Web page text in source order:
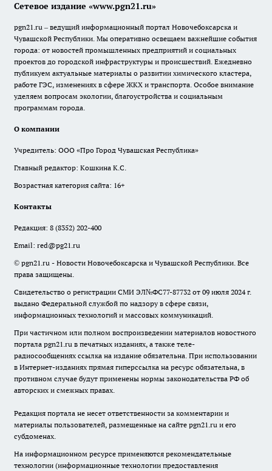
Сетевое издание «www.pgn21.ru»
pgn21.ru – ведущий информационный портал Новочебоксарска и
Чувашской Республики. Мы оперативно освещаем важнейшие события
города: от новостей промышленных предприятий и социальных
проектов до городской инфраструктуры и происшествий. Ежедневно
публикуем актуальные материалы о развитии химического кластера,
работе ГЭС, изменениях в сфере ЖКХ и транспорта. Особое внимание
уделяем вопросам экологии, благоустройства и социальным
программам города.
О компании
Учредитель: ООО «Про Город Чувашская Республика»
Главный редактор: Кошкина К.С.
Возрастная категория сайта: 16+
Контакты
Редакция: 8 (8352) 202-400
Email: red@pg21.ru
© pgn21.ru - Новости Новочебоксарска и Чувашской Республики. Все
права защищены.
Свидетельство о регистрации СМИ ЭЛ№ФС77-87732 от 09 июля 2024 г.
выдано Федеральной службой по надзору в сфере связи,
информационных технологий и массовых коммуникаций.
При частичном или полном воспроизведении материалов новостного
портала pgn21.ru в печатных изданиях, а также теле-
радиосообщениях ссылка на издание обязательна. При использовании
в Интернет-изданиях прямая гиперссылка на ресурс обязательна, в
противном случае будут применены нормы законодательства РФ об
авторских и смежных правах.
Редакция портала не несет ответственности за комментарии и
материалы пользователей, размещенные на сайте pgn21.ru и его
субдоменах.
На информационном ресурсе применяются рекомендательные
технологии (информационные технологии предоставления